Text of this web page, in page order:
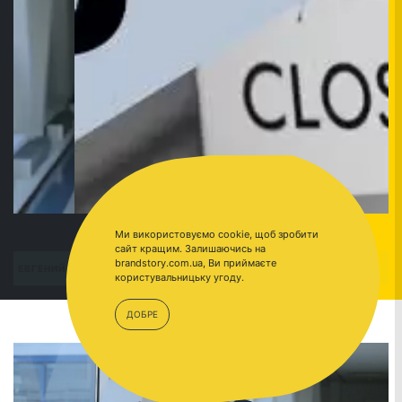
ЕВГЕНИЙ ШЕВЧЕНКО
ПЕРЕЙТИ
Ми використовуємо cookie, щоб зробити
сайт кращим. Залишаючись на
brandstory.com.ua, Ви приймаєте
користувальницьку угоду.
ДОБРЕ